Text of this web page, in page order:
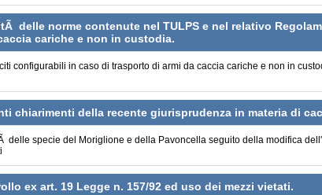
delle norme contenute nel TULPS e nel relativo
cariche e non in custodia.
configurabili in caso di trasporto di armi da caccia cariche e non in
chiarimenti della recente giurisprudenza in materia di
delle specie del Moriglione e della Pavoncella seguito della modifica
ex art. 19 Legge n. 157/92 ed uso dei mezzi vietati.